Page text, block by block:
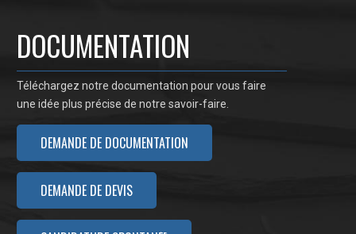
DOCUMENTATION
Téléchargez notre documentation pour vous faire
une idée plus précise de notre savoir-faire.
DEMANDE DE DOCUMENTATION
DEMANDE DE DEVIS